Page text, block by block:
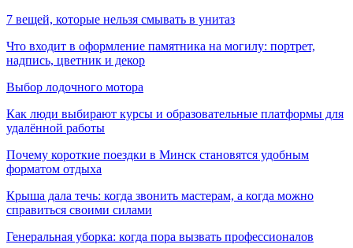
7 вещей, которые нельзя смывать в унитаз
Что входит в оформление памятника на могилу: портрет,
надпись, цветник и декор
Выбор лодочного мотора
Как люди выбирают курсы и образовательные платформы для
удалённой работы
Почему короткие поездки в Минск становятся удобным
форматом отдыха
Крыша дала течь: когда звонить мастерам, а когда можно
справиться своими силами
Генеральная уборка: когда пора вызвать профессионалов